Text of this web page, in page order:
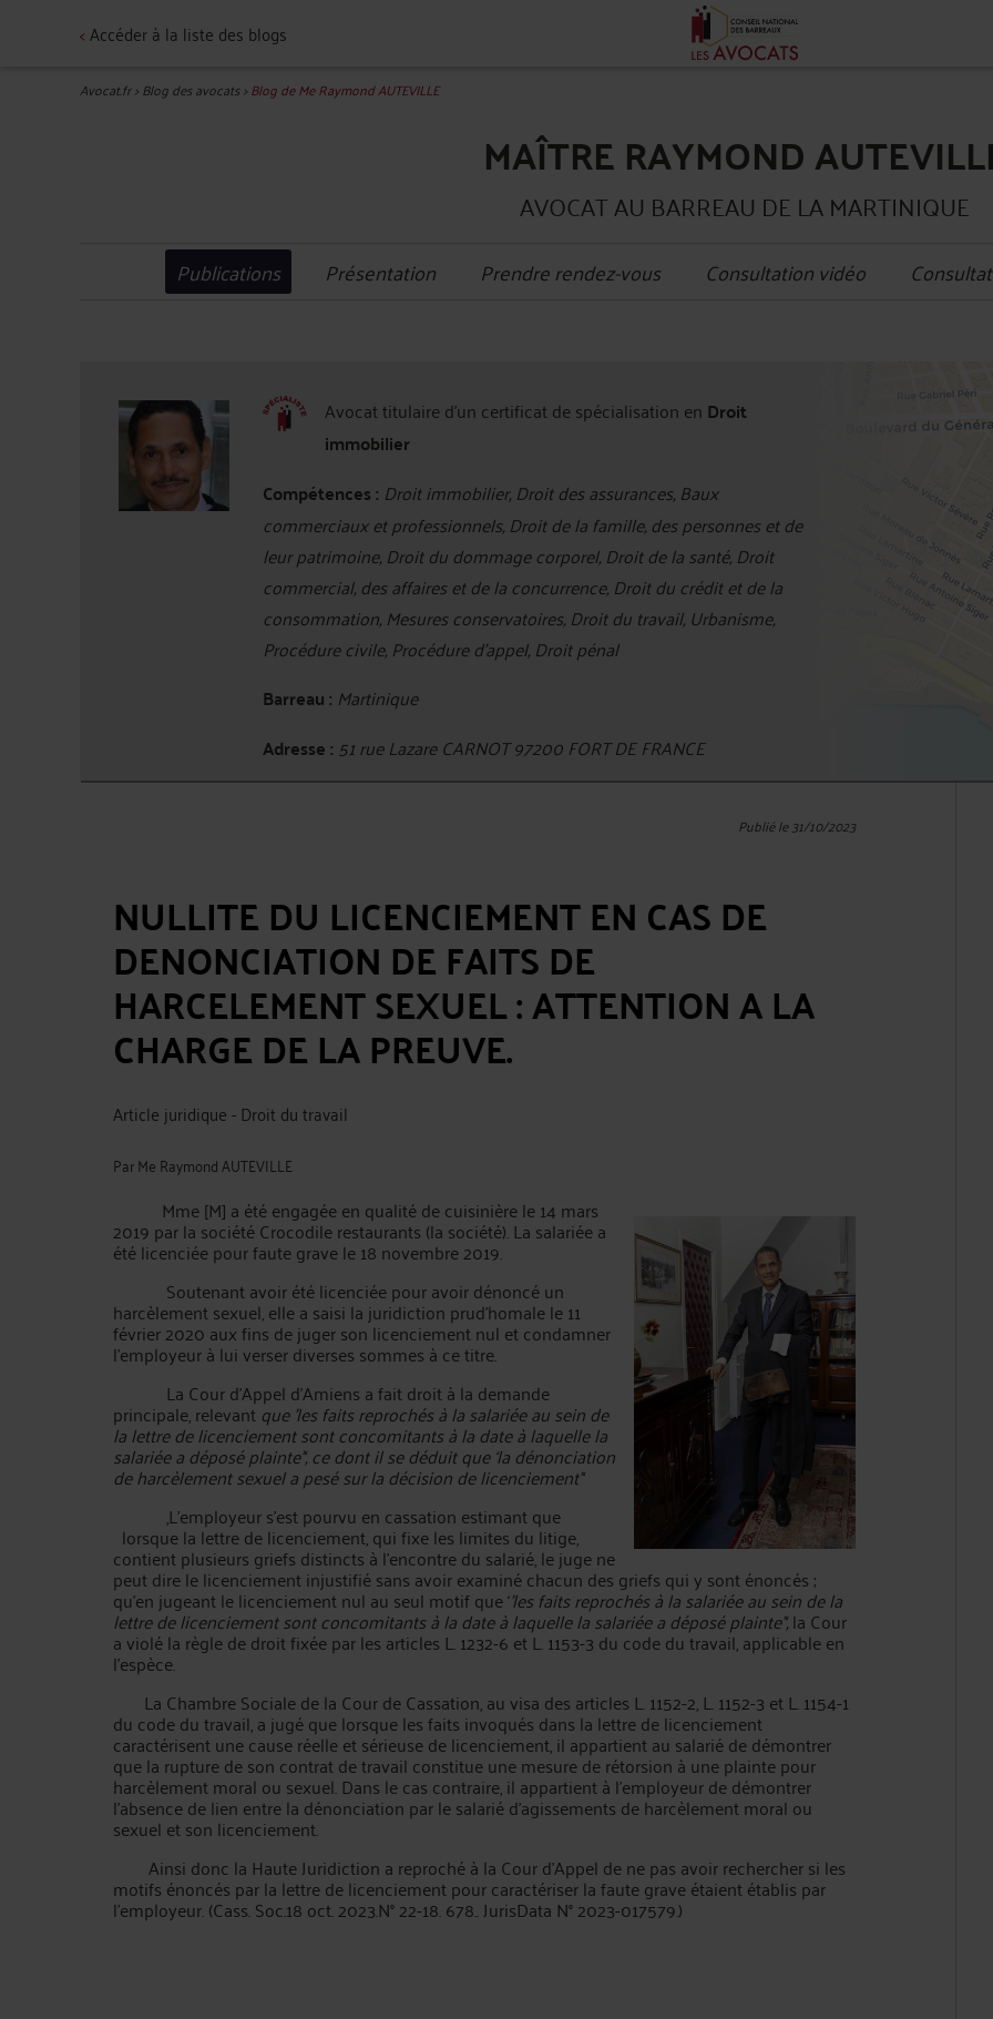
<Accéder à la liste des blogs
Avocat.fr>Blog des avocats>Blog de Me Raymond AUTEVILLE
MAÎTRE RAYMOND
AVOCAT AU BARREAU DE LA MARTINIQUE
Publications Présentation Prendre rendez-vous Consultation vidéo
Avocat titulaire d'un certificat de spécialisation en Droit
immobilier
Compétences : Droit immobilier, Droit des assurances, Baux
commerciaux et professionnels, Droit de la famille, des personnes et de
leur patrimoine, Droit du dommage corporel, Droit de la santé, Droit
commercial, des affaires et de la concurrence, Droit du crédit et de la
consommation, Mesures conservatoires, Droit du travail, Urbanisme,
Procédure civile, Procédure d'appel, Droit pénal
Barreau : Martinique
Adresse : 51 rue Lazare CARNOT 97200 FORT DE FRANCE
Publié le 31/10/2023
NULLITE DU LICENCIEMENT EN CAS DE
DENONCIATION DE FAITS DE
HARCELEMENT SEXUEL : ATTENTION A LA
CHARGE DE LA PREUVE.
Article juridique - Droit du travail
ParMe Raymond AUTEVILLE
Mme [M] a été engagée en qualité de cuisinière le 14 mars
2019 par la société Crocodile restaurants (la société). La salariée a
été licenciée pour faute grave le 18 novembre 2019.
Soutenant avoir été licenciée pour avoir dénoncé un
harcèlement sexuel, elle a saisi la juridiction prud'homale le 11
février 2020 aux fins de juger son licenciement nul et condamner
l'employeur à lui verser diverses sommes à ce titre.
La Cour d’Appel d’Amiens a fait droit à la demande
principale, relevant que 'les faits reprochés à la salariée au sein de
la lettre de licenciement sont concomitants à la date à laquelle la
salariée a déposé plainte'‘, ce dont il se déduit que ‘la dénonciation
de harcèlement sexuel a pesé sur la décision de licenciement'‘
,L’employeur s’est pourvu en cassation estimant que
lorsque la lettre de licenciement, qui fixe les limites du litige,
contient plusieurs griefs distincts à l'encontre du salarié, le juge ne
peut dire le licenciement injustifié sans avoir examiné chacun des griefs qui y sont énoncés ;
qu'en jugeant le licenciement nul au seul motif que ‘'les faits reprochés à la salariée au sein de la
lettre de licenciement sont concomitants à la date à laquelle la salariée a déposé plainte'‘,la Cour
a violé la règle de droit fixée par les articles L. 1232-6 et L. 1153-3 du code du travail, applicable en
l'espèce.
La Chambre Sociale de la Cour de Cassation, au visa des articles L. 1152-2, L. 1152-3 et L. 1154-1
du code du travail, a jugé que lorsque les faits invoqués dans la lettre de licenciement
caractérisent une cause réelle et sérieuse de licenciement, il appartient au salarié de démontrer
que la rupture de son contrat de travail constitue une mesure de rétorsion à une plainte pour
harcèlement moral ou sexuel. Dans le cas contraire, il appartient à l'employeur de démontrer
l'absence de lien entre la dénonciation par le salarié d'agissements de harcèlement moral ou
sexuel et son licenciement.
Ainsi donc la Haute Juridiction a reproché à la Cour d’Appel de ne pas avoir rechercher si les
motifs énoncés par la lettre de licenciement pour caractériser la faute grave étaient établis par
l’employeur. (Cass. Soc.18 oct. 2023.N° 22-18. 678.. JurisData N° 2023-017579.)